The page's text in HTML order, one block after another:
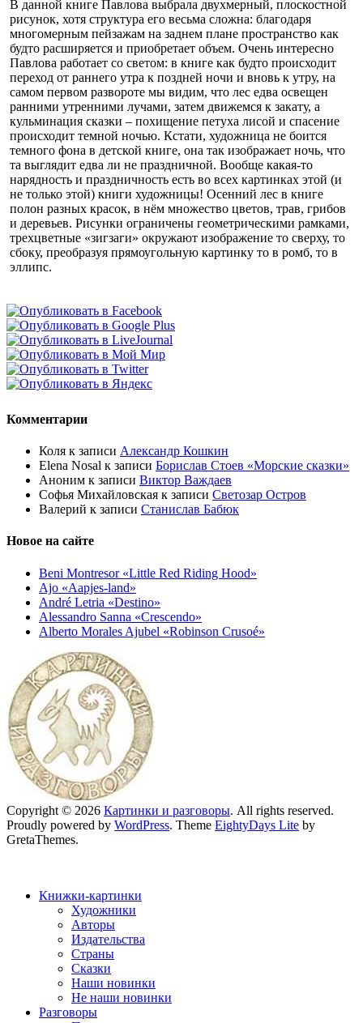
В данной книге Павлова выбрала двухмерный, плоскостной
рисунок, хотя структура его весьма сложна: благодаря
многомерным пейзажам на заднем плане пространство как
будто расширяется и приобретает объем. Очень интересно
Павлова работает со светом: в книге как будто происходит
переход от раннего утра к поздней ночи и вновь к утру, на
самом первом развороте мы видим, что лес едва освещен
ранними утренними лучами, затем движемся к закату, а
кульминация сказки – похищение петуха лисой и спасение
происходит темной ночью. Кстати, художница не боится
темного фона в детской книге, она так изображает ночь, что
та выглядит едва ли не праздничной. Вообще какая-то
нарядность и праздничность есть во всех картинках этой (и
не только этой) книги художницы! Осенний лес в книге
полон разных красок, в нём множество цветов, трав, грибов
и деревьев. Рисунки ограничены геометрическими рамками,
трехцветные «зигзаги» окружают изображение то сверху, то
сбоку, преобразуя прямоугольную картинку то в ромб, то в
эллипс.
Комментарии
Коля к записи Александр Кошкин
Elena Nosal к записи Борислав Стоев «Морские сказки»
Аноним к записи Виктор Важдаев
Софья Михайловская к записи Светозар Остров
Валерий к записи Станислав Бабюк
Новое на сайте
Beni Montresor «Little Red Riding Hood»
Ajo «Aapjes-land»
André Letria «Destino»
Alessandro Sanna «Crescendo»
Alberto Morales Ajubel «Robinson Crusoé»
Copyright © 2026 Картинки и разговоры. All rights reserved.
Proudly powered by WordPress. Theme EightyDays Lite by
GretaThemes.
Книжки-картинки
Художники
Авторы
Издательства
Страны
Сказки
Наши новинки
Не наши новинки
Разговоры